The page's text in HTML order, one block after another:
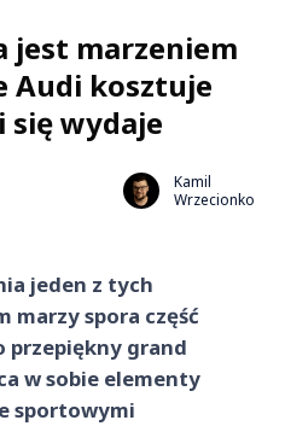
jest marzeniem
Audi kosztuje
się wydaje
Kamil
Wrzecionko
jeden z tych
marzy spora część
przepiękny grand
w sobie elementy
sportowymi